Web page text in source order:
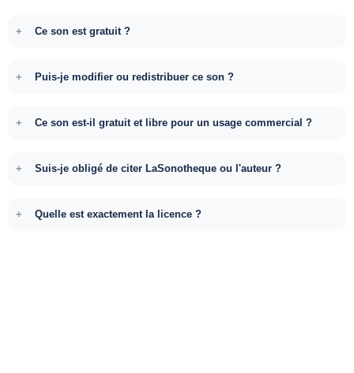
Ce son est gratuit ?
Puis-je modifier ou redistribuer ce son ?
Ce son est-il gratuit et libre pour un usage commercial ?
Suis-je obligé de citer LaSonotheque ou l'auteur ?
Quelle est exactement la licence ?